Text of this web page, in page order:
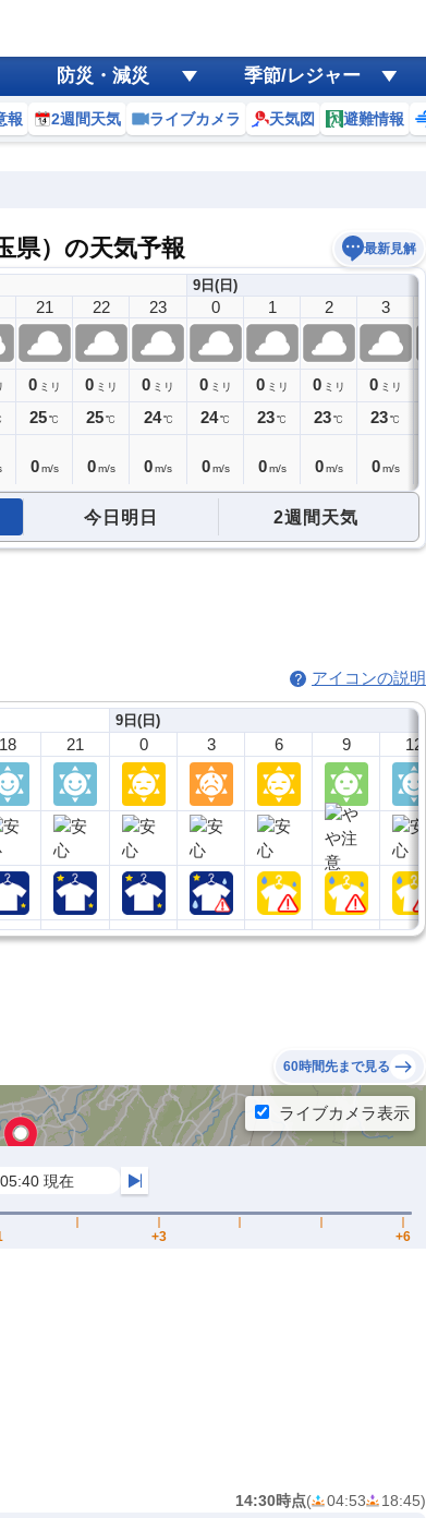
防災・減災 季節/レジャー
報 2週間天気 ライブカメラ 天気図 避難情報
県）の天気予報 最新見解
21
0 ミリ
25℃
0 m/s
22
0 ミリ
25℃
0 m/s
23
0 ミリ
24 ℃
0m/s
9日(日)
0
0 ミリ
24℃
0 m/s
1
0 ミリ
23℃
0 m/s
2
0 ミリ
23℃
0 m/s
3
0 ミリ
23℃
0 m/s
今日明日 2週間天気
アイコンの説明
18 21
9日(日)
0 3 6 9 12
60時間先まで見る
14:30時点( 04:53 18:45)